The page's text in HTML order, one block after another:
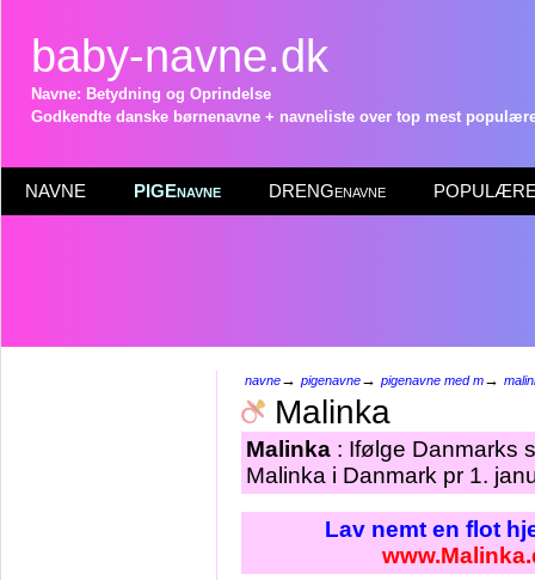
baby-navne.dk
Navne: Betydning og Oprindelse
Godkendte danske børnenavne + navneliste over top mest
NAVNE PIGEnavne DRENGenavne POPULÆRE
navne→ pigenavne→ pigenavne med m→
Malinka
Malinka : Ifølge Danmarks
Malinka i Danmark pr 1.
Lav nemt en flot